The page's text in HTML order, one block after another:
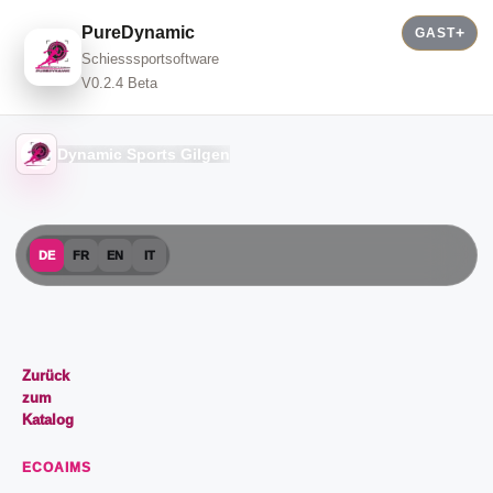
PureDynamic
Schiesssportsoftware
V0.2.4 Beta
GAST
Dynamic Sports Gilgen
DE FR EN IT
Zurück
zum
Katalog
ECOAIMS